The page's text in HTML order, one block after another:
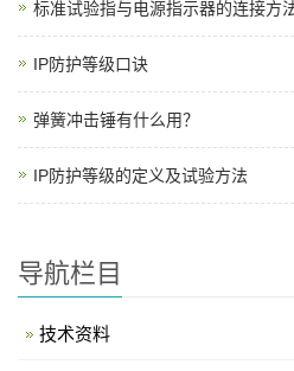
标准试验指与电源指示器的连接方
IP防护等级口诀
弹簧冲击锤有什么用？
IP防护等级的定义及试验方法
导航栏目
技术资料